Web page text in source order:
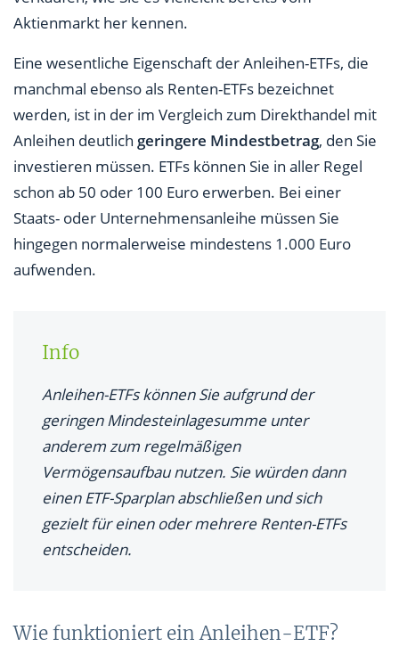
Aktienmarkt her kennen.
Eine wesentliche Eigenschaft der Anleihen-ETFs, die
manchmal ebenso als Renten-ETFs bezeichnet
werden, ist in der im Vergleich zum Direkthandel mit
Anleihen deutlich geringere Mindestbetrag, den Sie
investieren müssen. ETFs können Sie in aller Regel
schon ab 50 oder 100 Euro erwerben. Bei einer
Staats- oder Unternehmensanleihe müssen Sie
hingegen normalerweise mindestens 1.000 Euro
aufwenden.
Info
Anleihen-ETFs können Sie aufgrund der
geringen Mindesteinlagesumme unter
anderem zum regelmäßigen
Vermögensaufbau nutzen. Sie würden dann
einen ETF-Sparplan abschließen und sich
gezielt für einen oder mehrere Renten-ETFs
entscheiden.
Wie funktioniert ein Anleihen-ETF?